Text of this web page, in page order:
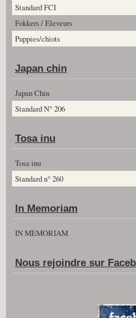
Standard FCI
Fokkers / Eleveurs
Puppies/chiots
Japan chin
Japan Chin
Standard N° 206
Tosa inu
Tosa inu
Standard n° 260
In Memoriam
IN MEMORIAM
Nous rejoindre sur